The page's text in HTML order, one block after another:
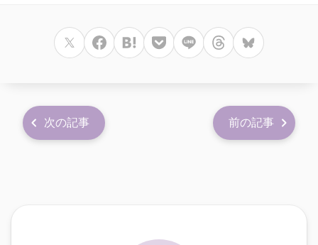
次の記事 前の記事